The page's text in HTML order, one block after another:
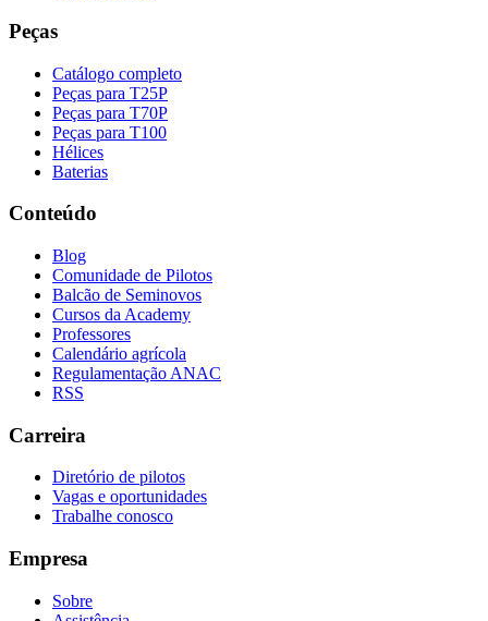
Peças
Catálogo completo
Peças para T25P
Peças para T70P
Peças para T100
Hélices
Baterias
Conteúdo
Blog
Comunidade de Pilotos
Balcão de Seminovos
Cursos da Academy
Professores
Calendário agrícola
Regulamentação ANAC
RSS
Carreira
Diretório de pilotos
Vagas e oportunidades
Trabalhe conosco
Empresa
Sobre